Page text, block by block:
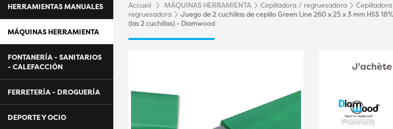
HERRAMIENTAS MANUALES
MÁQUINAS HERRAMIENTA
FONTANERÍA - SANITARIOS
- CALEFACCIÓN
FERRETERÍA - DROGUERÍA
DEPORTE Y OCIO
Accueil MÁQUINAS HERRAMIENTA Cepilladora / regruesadora
regruesadora
Juego de 2 cuchillas de cepillo Green Line 260 x 25 x 3 mm HSS
(las 2 cuchillas) - Diamwood
J'achète